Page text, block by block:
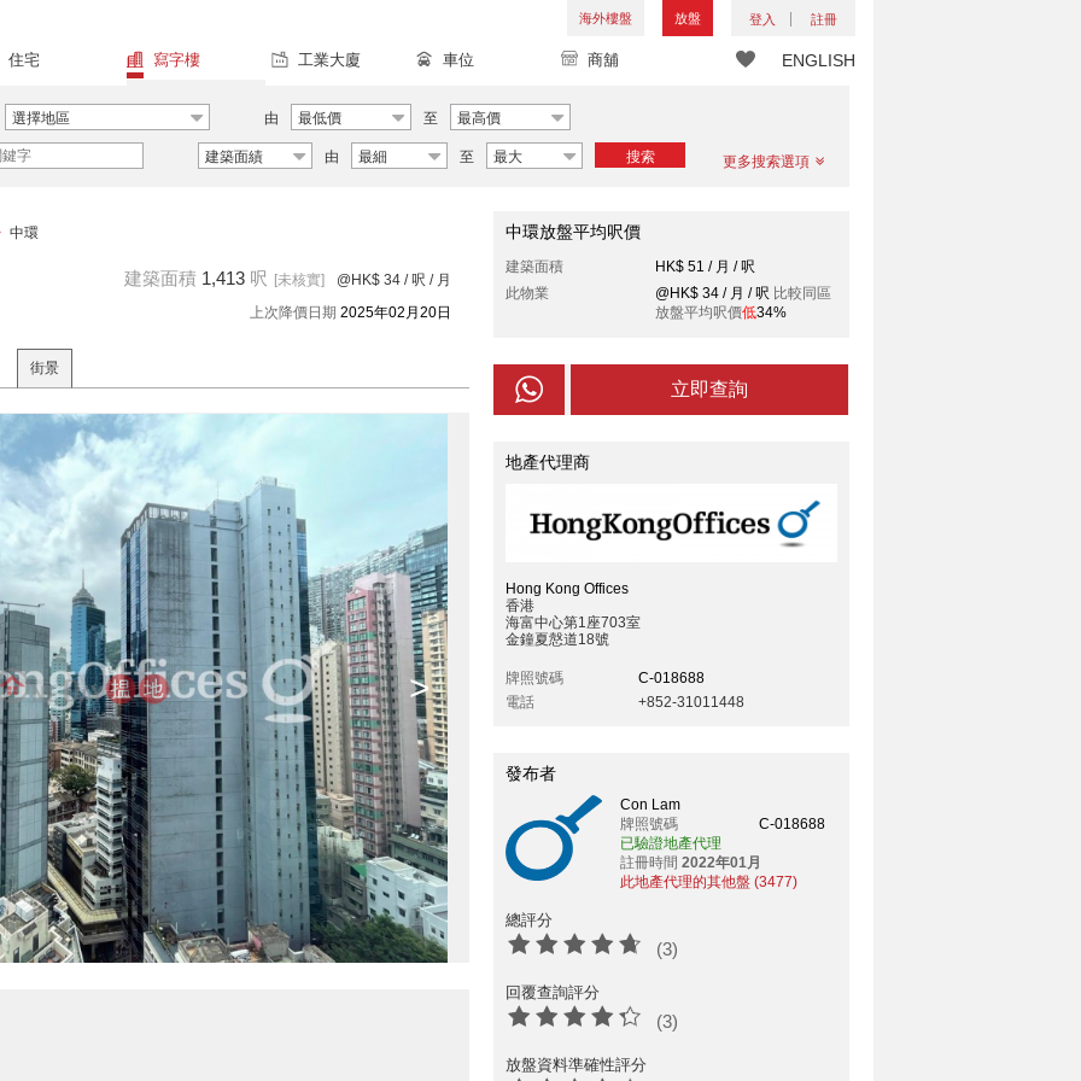
海外樓盤 放盤 登入 註冊
ENGLISH
住宅 寫字樓 工業大廈 車位 商舖
選擇地區 由 最低價 至 最高價
建築面績 由 最細 至 最大 搜索 更多搜索選項
中環
建築面積 1,413 呎 [未核實] @HK$ 34 / 呎 / 月
上次降價日期 2025年02月20日
街景
>
中環放盤平均呎價
建築面積
HK$ 51 / 月 / 呎
此物業
@HK$ 34 / 月 / 呎 比較同區
放盤平均呎價低34%
立即查詢
地產代理商
Hong Kong Offices
香港
海富中心第1座703室
金鐘夏慤道18號
牌照號碼
C-018688
電話
+852-31011448
發布者
Con Lam
牌照號碼
C-018688
已驗證地產代理
註冊時間 2022年01月
此地產代理的其他盤 (3477)
總評分
(3)
回覆查詢評分
(3)
放盤資料準確性評分